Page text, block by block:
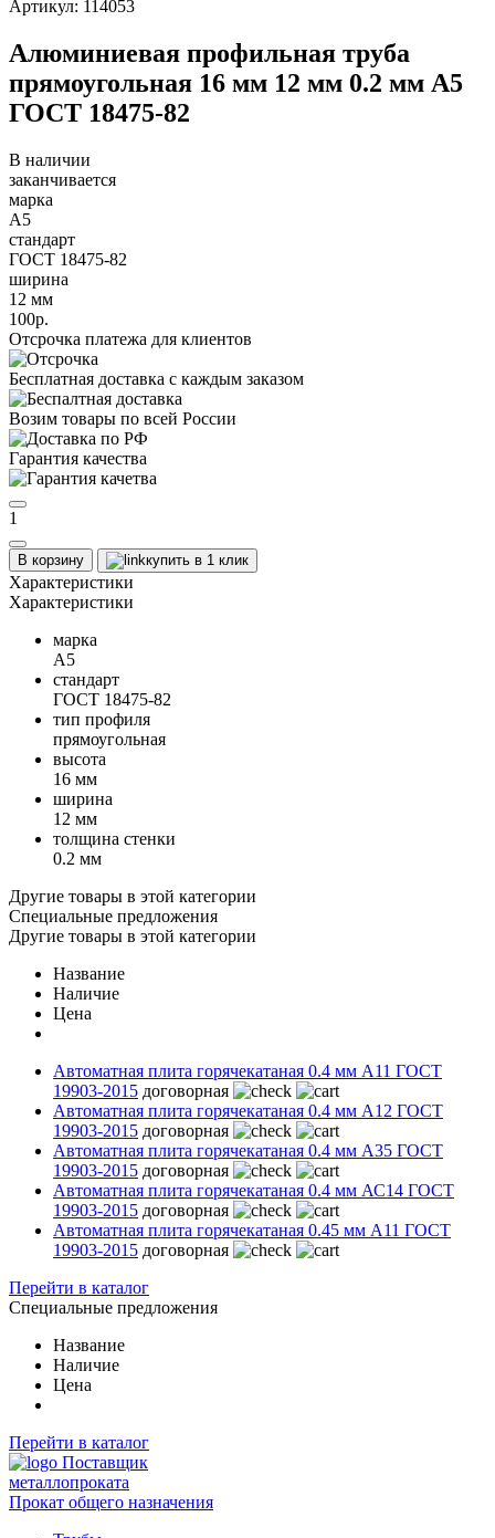
Артикул: 114053
Алюминиевая профильная труба
прямоугольная 16 мм 12 мм 0.2 мм А5
ГОСТ 18475-82
В наличии
заканчивается
марка
А5
стандарт
ГОСТ 18475-82
ширина
12 мм
100р.
Отсрочка платежа для клиентов
Бесплатная доставка с каждым заказом
Возим товары по всей России
Гарантия качества
1
В корзину купить в 1 клик
Характеристики
Характеристики
марка
А5
стандарт
ГОСТ 18475-82
тип профиля
прямоугольная
высота
16 мм
ширина
12 мм
толщина стенки
0.2 мм
Другие товары в этой категории
Специальные предложения
Другие товары в этой категории
Название
Наличие
Цена
Автоматная плита горячекатаная 0.4 мм А11 ГОСТ
19903-2015 договорная
Автоматная плита горячекатаная 0.4 мм А12 ГОСТ
19903-2015 договорная
Автоматная плита горячекатаная 0.4 мм А35 ГОСТ
19903-2015 договорная
Автоматная плита горячекатаная 0.4 мм АС14 ГОСТ
19903-2015 договорная
Автоматная плита горячекатаная 0.45 мм А11 ГОСТ
19903-2015 договорная
Перейти в каталог
Специальные предложения
Название
Наличие
Цена
Перейти в каталог
Поставщик
металлопроката
Прокат общего назначения